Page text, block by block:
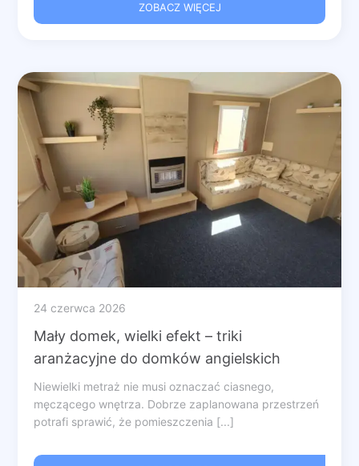
ZOBACZ WIĘCEJ
24 czerwca 2026
Mały domek, wielki efekt – triki
aranżacyjne do domków angielskich
Niewielki metraż nie musi oznaczać ciasnego,
męczącego wnętrza. Dobrze zaplanowana przestrzeń
potrafi sprawić, że pomieszczenia [...]